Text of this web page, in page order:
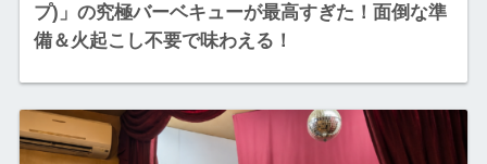
プ)」の究極バーベキューが最高すぎた！面倒な準
備＆火起こし不要で味わえる！